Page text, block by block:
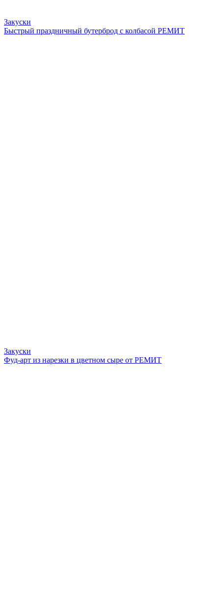
Закуски
Быстрый праздничный бутерброд с колбасой РЕМИТ
Закуски
Фуд-арт из нарезки в цветном сыре от РЕМИТ